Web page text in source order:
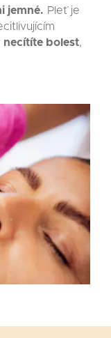
jemné. Pleť je
necítíte bolest,